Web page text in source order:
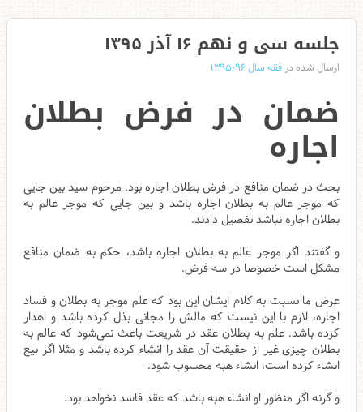
جلسه سی و نهم ۱۶ آذر ۱۳۹۵
ارسال شده درفقه سال ۹۶-۱۳۹۵
ضمان در فرض بطلان
اجاره
بحث در ضمان منافع در فرض بطلان اجاره بود. مرحوم سید بین جایی
که موجر عالم به بطلان اجاره باشد و بین جایی که موجر عالم به
بطلان اجاره نباشد تفصیل دادند.
و گفتند اگر موجر عالم به بطلان اجاره باشد، حکم به ضمان منافع
مشکل است خصوصا در سه فرض.
عرض ما نسبت به کلام ایشان این بود که علم موجر به بطلان و فساد
اجاره، لازم با این نیست که مالش را مجانی بذل کرده باشد و اهدار
کرده باشد. علم به بطلان عقد در شریعت باعث نمی‌شود که عالم به
بطلان چیزی غیر از حقیقت آن عقد را انشاء کرده باشد و مثلا اگر بیع
انشاء کرده است، انشاء هبه محسوب شود.
و گرنه اگر منظور او انشاء هبه باشد که عقد فاسد نخواهد بود.